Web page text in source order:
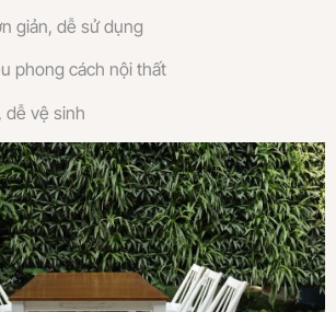
giản, dễ sử dụng
phong cách nội thất
dễ vệ sinh